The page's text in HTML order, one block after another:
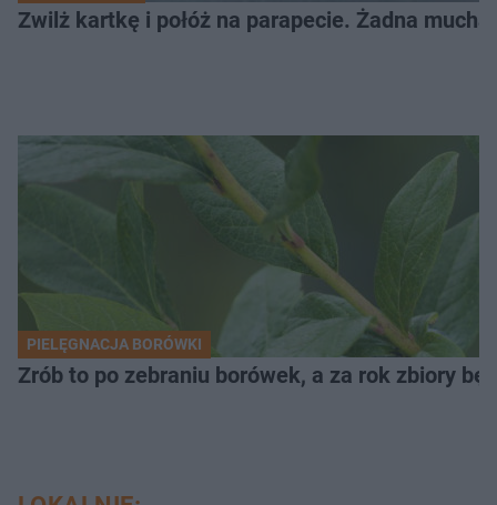
Zwilż kartkę i połóż na parapecie. Żadna
PIELĘGNACJA BORÓWKI
Zrób to po zebraniu borówek, a za rok zbiory